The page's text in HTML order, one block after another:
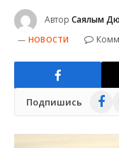
Автор Саялым
НОВОСТИ
Подпишись